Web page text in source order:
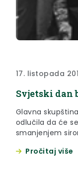
17. listopada
Svjetski dan
Glavna
odlučila da će se 17.
smanjenjem
protivPročitaj više